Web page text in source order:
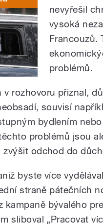
nevyřešil
vysoká
Francouzů.
problémů.
v rozhovoru přiznal,
souvisí
bydlením
problémů jsou
zvýšit odchod do
byste více
straně pátečních
kampaně bývalého
sliboval „Pracovat